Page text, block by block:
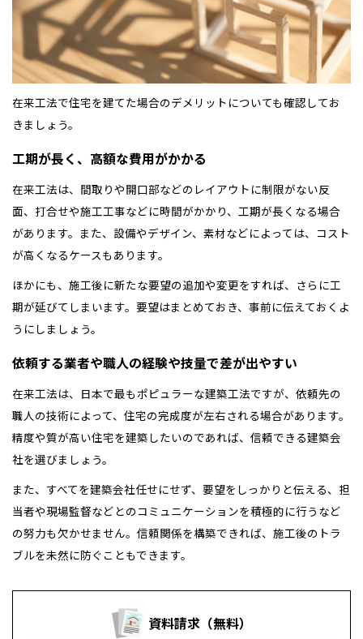
在来工法で住宅を建てた場合のデメリットについても確認してお
きましょう。
工期が長く、高額な費用がかかる
在来工法は、間取りや開口部などのレイアウトに制限がない反
面、打合せや施工工事などに時間がかかり、工期が長くなる場合
があります。また、設備やデザイン、素材などによっては、コスト
が高くなるケースもあります。
ほかにも、施工後に新たな要望の追加や変更をすれば、さらに工
期が延びてしまいます。要望はまとめておき、事前に伝えておくよ
うにしましょう。
依頼する業者や職人の経験や技量で差が出やすい
在来工法は、日本で最もポピュラーな建築工法ですが、依頼先の
職人の技術によって、住宅の完成度が左右される場合があります。
精度や質が高い住宅を建築したいのであれば、信頼できる建築会
社を選びましょう。
また、すべてを建築会社任せにせず、要望をしっかりと伝える、担
当者や現場監督などとのコミュニケーションを積極的に行うなど
の努力も欠かせません。信頼関係を構築できれば、施工後のトラ
ブルを未然に防ぐこともできます。
資料請求（無料）